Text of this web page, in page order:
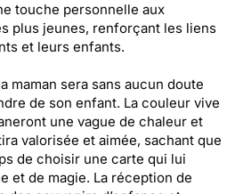
touche personnelle aux
plus jeunes, renforçant les liens
et leurs enfants.
maman sera sans aucun doute
de son enfant. La couleur vive
une vague de chaleur et
valorisée et aimée, sachant que
de choisir une carte qui lui
et de magie. La réception de